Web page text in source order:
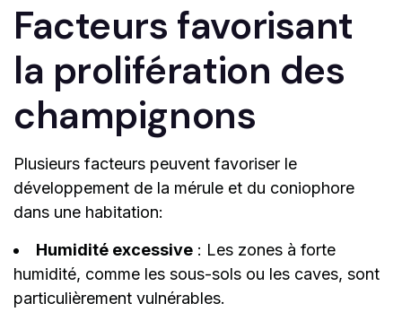
Facteurs favorisant
la prolifération des
champignons
Plusieurs facteurs peuvent favoriser le
développement de la mérule et du coniophore
dans une habitation:
Humidité excessive : Les zones à forte
humidité, comme les sous-sols ou les caves, sont
particulièrement vulnérables.